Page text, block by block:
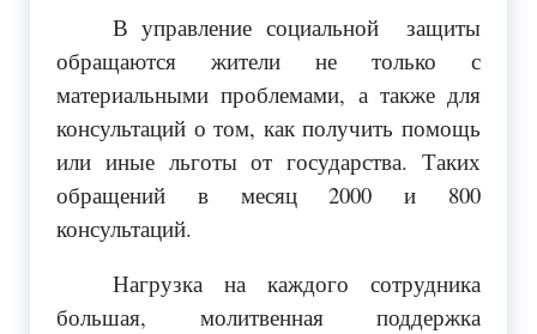
В управление социальной защиты
обращаются жители не только с
материальными проблемами, а также для
консультаций о том, как получить помощь
или иные льготы от государства. Таких
обращений в месяц 2000 и 800
консультаций.
Нагрузка на каждого сотрудника
большая, молитвенная поддержка